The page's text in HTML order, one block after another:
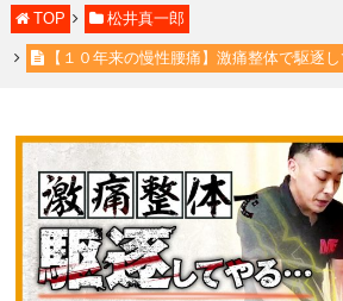
TOP 松井真一郎
【１０年来の慢性腰痛】激痛整体で駆逐